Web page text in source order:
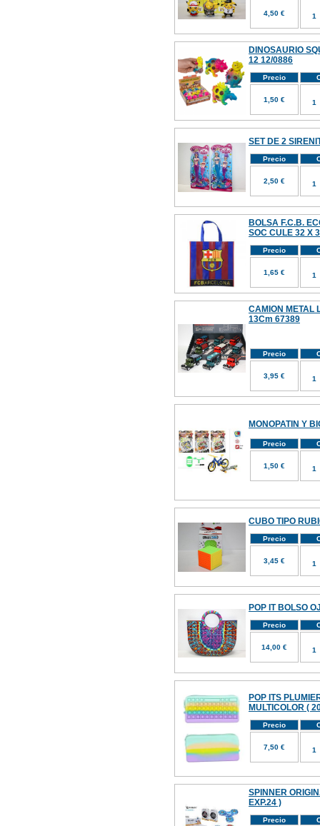
4,50 €
DINOSAURIO
12 12/0886
Precio
1,50 €
SET DE 2
Precio
2,50 €
BOLSA F.C.B.
SOC CULE 32 X
Precio
1,65 €
CAMION METAL
13Cm 67389
Precio
3,95 €
MONOPATIN Y
Precio
1,50 €
CUBO TIPO
Precio
3,45 €
POP IT BOLSO
Precio
14,00 €
POP ITS
MULTICOLOR (
Precio
7,50 €
SPINNER
EXP.24 )
Precio